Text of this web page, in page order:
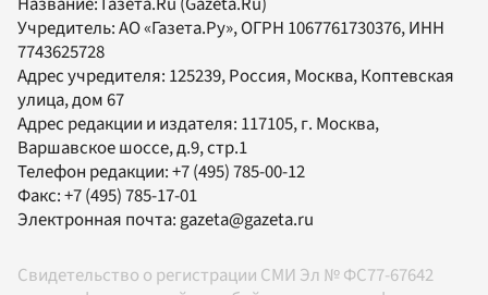
Учредитель:АО «Газета.Ру», ОГРН 1067761730376, ИНН
7743625728
Адрес учредителя: 125239, Россия, Москва, Коптевская
улица, дом 67
Адрес редакции и издателя: 117105, г. Москва,
Варшавское шоссе, д.9, стр.1
Телефон редакции:+7 (495) 785-00-12
Факс:+7 (495) 785-17-01
Электронная почта:gazeta@gazeta.ru
Свидетельство о регистрации СМИ Эл № ФС77-67642